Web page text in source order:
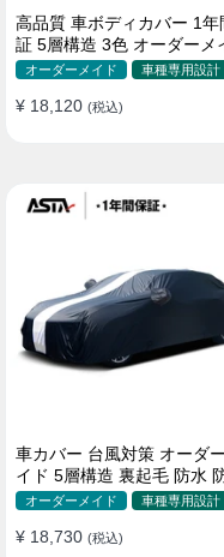
高品質 車ボディカバー 1年
証 5層構造 3色 オーダーメイド
裏起毛 防風防水 四季
オーダーメイド 車種専用設計
¥ 18,120 (税込)
車カバー 台風対策 オーダ
イド 5層構造 裏起毛 防水 防
軽/普自動車 SUV対応 おす
オーダーメイド 車種専用設計
¥ 18,730 (税込)